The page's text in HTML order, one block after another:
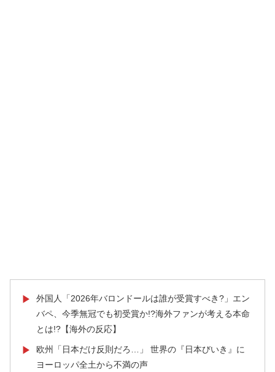
▶
外国人「2026年バロンドールは誰が受賞すべき?」エン
バペ、今季無冠でも初受賞か!?海外ファンが考える本命
とは!?【海外の反応】
▶
欧州「日本だけ反則だろ…」 世界の『日本びいき』に
ヨーロッパ全土から不満の声